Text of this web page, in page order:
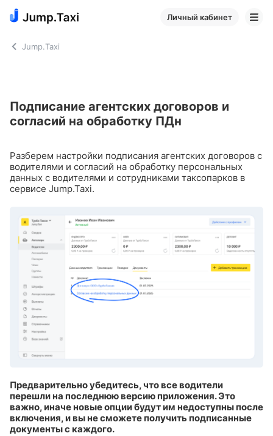
Личный кабинет
Jump.Taxi
Подписание агентских договоров и
согласий на обработку ПДн
Разберем настройки подписания агентских договоров с
водителями и согласий на обработку персональных
данных с водителями и сотрудниками таксопарков в
сервисе Jump.Taxi.
Предварительно убедитесь, что все водители
перешли на последнюю версию приложения. Это
важно, иначе новые опции будут им недоступны после
включения, и вы не сможете получить подписанные
документы с каждого.